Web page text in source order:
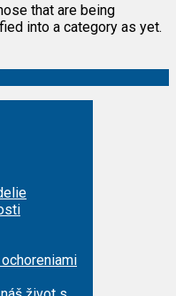
that are being
into a category as yet.